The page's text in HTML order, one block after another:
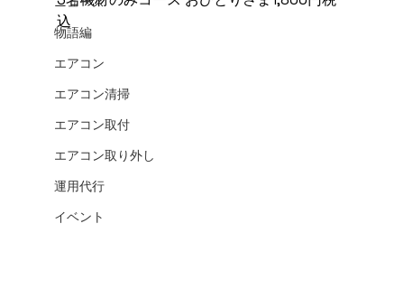
物語編
エアコン
エアコン清掃
エアコン取付
エアコン取り外し
運用代行
イベント
込